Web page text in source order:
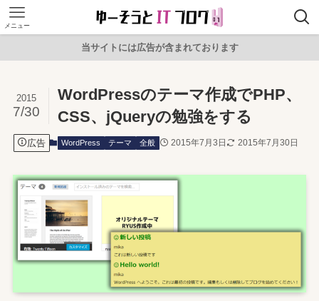
メニュー
当サイトには広告が含まれております
WordPressのテーマ作成でPHP、
CSS、jQueryの勉強をする
2015
7/30
広告 WordPress テーマ 全般 2015年7月3日 2015年7月30日